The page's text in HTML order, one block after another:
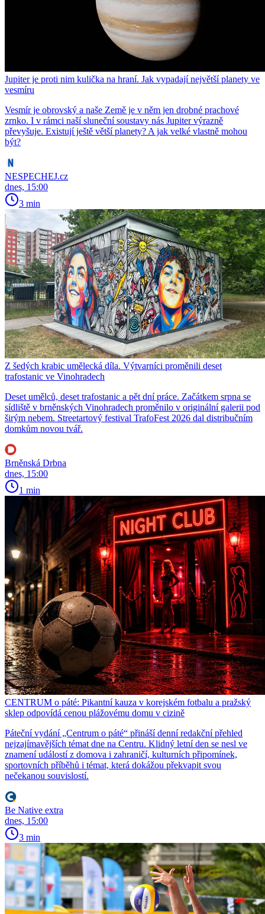
Jupiter je proti nim kulička na hraní. Jak vypadají největší planety ve
vesmíru
Vesmír je obrovský a naše Země je v něm jen drobné prachové
zrnko. I v rámci naší sluneční soustavy nás Jupiter výrazně
převyšuje. Existují ještě větší planety? A jak velké vlastně mohou
být?
NESPECHEJ.cz
dnes, 15:00
3 min
Z šedých krabic umělecká díla. Výtvarníci proměnili deset
trafostanic ve Vinohradech
Deset umělců, deset trafostanic a pět dní práce. Začátkem srpna se
sídliště v brněnských Vinohradech proměnilo v originální galerii pod
širým nebem. Streetartový festival TrafoFest 2026 dal distribučním
domkům novou tvář.
Brněnská Drbna
dnes, 15:00
1 min
CENTRUM o páté: Pikantní kauza v korejském fotbalu a pražský
sklep odpovídá cenou plážovému domu v cizině
Páteční vydání „Centrum o páté“ přináší denní redakční přehled
nejzajímavějších témat dne na Centru. Klidný letní den se nesl ve
znamení událostí z domova i zahraničí, kulturních připomínek,
sportovních příběhů i témat, která dokážou překvapit svou
nečekanou souvislostí.
Be Native extra
dnes, 15:00
3 min